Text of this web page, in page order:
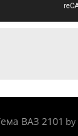
ВАЗ 2101 by